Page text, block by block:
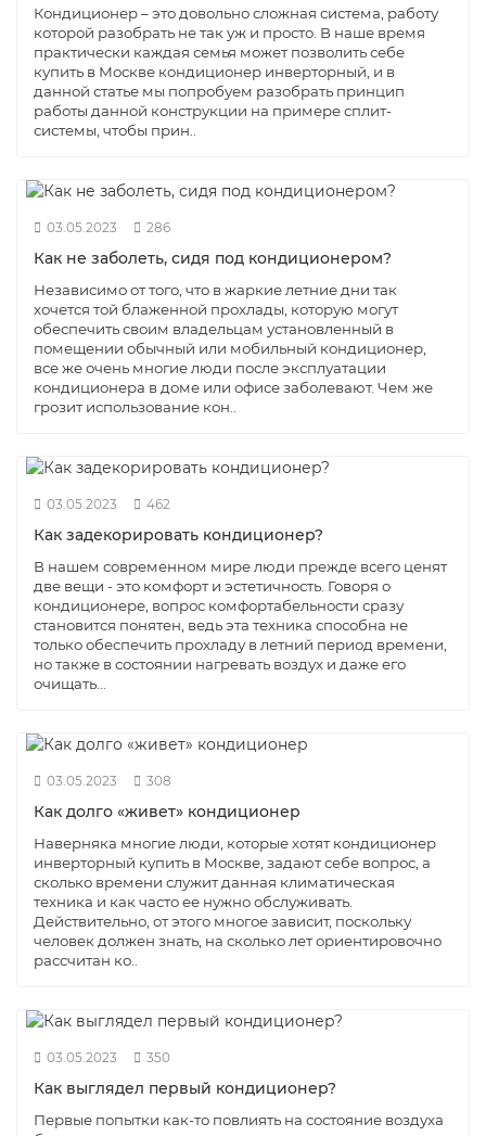
Кондиционер – это довольно сложная система, работу
которой разобрать не так уж и просто. В наше время
практически каждая семья может позволить себе
купить в Москве кондиционер инверторный, и в
данной статье мы попробуем разобрать принцип
работы данной конструкции на примере сплит-
системы, чтобы прин..
03.05.2023 286
Как не заболеть, сидя под кондиционером?
Независимо от того, что в жаркие летние дни так
хочется той блаженной прохлады, которую могут
обеспечить своим владельцам установленный в
помещении обычный или мобильный кондиционер,
все же очень многие люди после эксплуатации
кондиционера в доме или офисе заболевают. Чем же
грозит использование кон..
03.05.2023 462
Как задекорировать кондиционер?
В нашем современном мире люди прежде всего ценят
две вещи - это комфорт и эстетичность. Говоря о
кондиционере, вопрос комфортабельности сразу
становится понятен, ведь эта техника способна не
только обеспечить прохладу в летний период времени,
но также в состоянии нагревать воздух и даже его
очищать...
03.05.2023 308
Как долго «живет» кондиционер
Наверняка многие люди, которые хотят кондиционер
инверторный купить в Москве, задают себе вопрос, а
сколько времени служит данная климатическая
техника и как часто ее нужно обслуживать.
Действительно, от этого многое зависит, поскольку
человек должен знать, на сколько лет ориентировочно
рассчитан ко..
03.05.2023 350
Как выглядел первый кондиционер?
Первые попытки как-то повлиять на состояние воздуха